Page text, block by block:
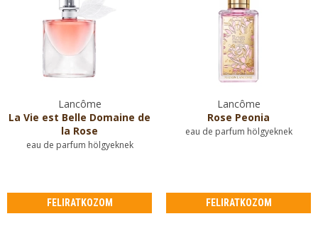
Lancôme
La Vie est Belle Domaine de
la Rose
eau de parfum hölgyeknek
FELIRATKOZOM
Lancôme
Rose Peonia
eau de parfum hölgyeknek
FELIRATKOZOM